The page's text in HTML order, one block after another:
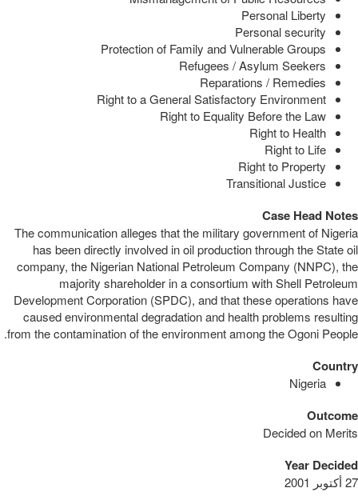
Personal Liberty
Personal security
Protection of Family and Vulnerable Groups
Refugees / Asylum Seekers
Reparations / Remedies
Right to a General Satisfactory Environment
Right to Equality Before the Law
Right to Health
Right to Life
Right to Property
Transitional Justice
Case Head Notes
The communication alleges that the military government of Nigeria
has been directly involved in oil production through the State oil
company, the Nigerian National Petroleum Company (NNPC), the
majority shareholder in a consortium with Shell Petroleum
Development Corporation (SPDC), and that these operations have
caused environmental degradation and health problems resulting
from the contamination of the environment among the Ogoni People.
Country
Nigeria
Outcome
Decided on Merits
Year Decided
27 أكتوبر 2001